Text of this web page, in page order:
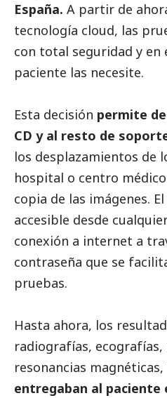
España. A partir de
tecnología cloud, las
con total seguridad y en
paciente las necesite.
Esta decisión permite
CD y al resto de
los desplazamientos de
hospital o centro
copia de las imágenes.
accesible desde
conexión a internet a
contraseña que se
pruebas.
Hasta ahora, los
radiografías,
resonancias
entregaban al paciente